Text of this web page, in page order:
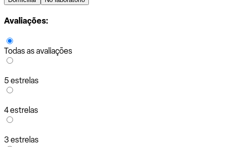
Avaliações:
Todas as avaliações
5 estrelas
4 estrelas
3 estrelas